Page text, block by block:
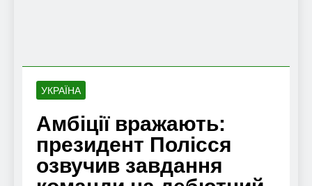
УКРАЇНА
Амбіції вражають:
президент Полісся
озвучив завдання